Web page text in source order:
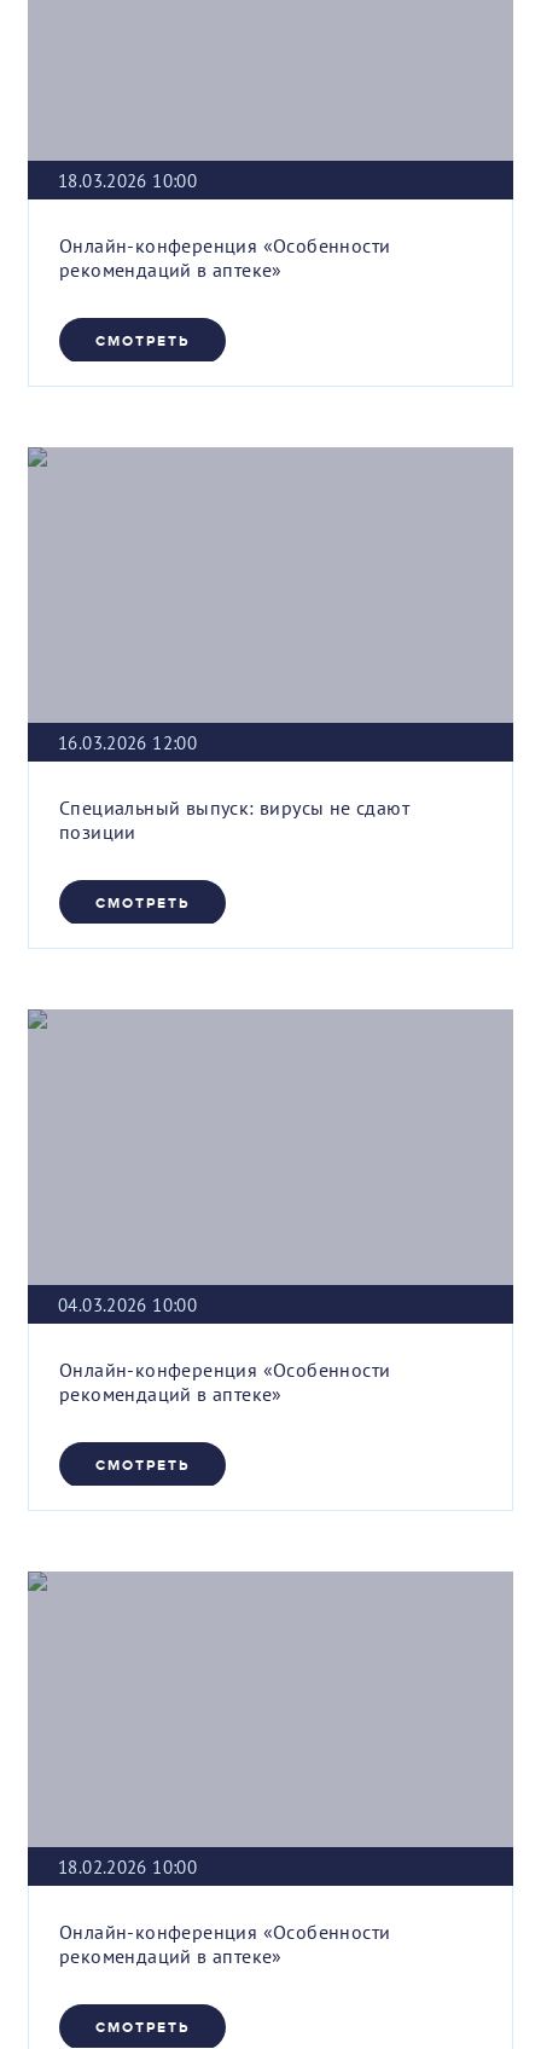
18.03.2026 10:00
Онлайн-конференция «Особенности
рекомендаций в аптеке»
СМОТРЕТЬ
16.03.2026 12:00
Специальный выпуск: вирусы не сдают
позиции
СМОТРЕТЬ
04.03.2026 10:00
Онлайн-конференция «Особенности
рекомендаций в аптеке»
СМОТРЕТЬ
18.02.2026 10:00
Онлайн-конференция «Особенности
рекомендаций в аптеке»
СМОТРЕТЬ